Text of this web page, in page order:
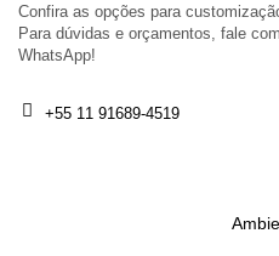
Confira as opções para
Para dúvidas e orçamentos, fale
WhatsApp!
+55 11 91689-4519